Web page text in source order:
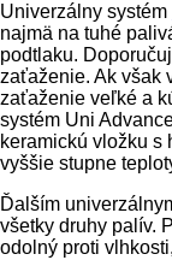
Univerzálny systém
najmä na tuhé
podtlaku.
zaťaženie. Ak však
zaťaženie veľké a
systém Uni
keramickú vložku s
vyššie stupne
Ďalším
všetky druhy palív.
odolný proti